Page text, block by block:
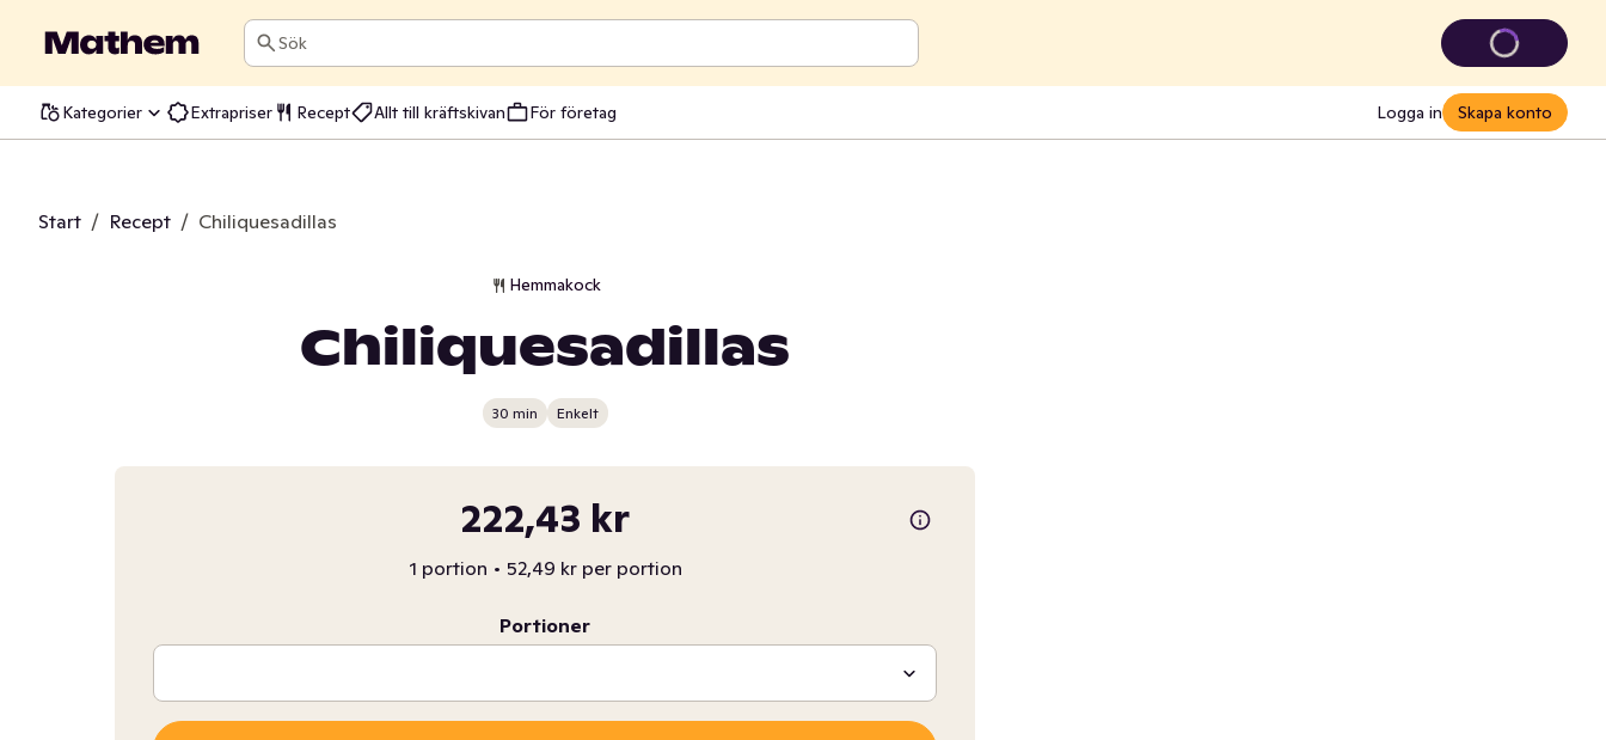
Sök
Kategorier Extrapriser Recept Allt till kräftskivan För företag Logga in Skapa konto
Start / Recept / Chiliquesadillas
Hemmakock
Chiliquesadillas
30 min Enkelt
222,43 kr
1 portion • 52,49 kr per portion
Portioner